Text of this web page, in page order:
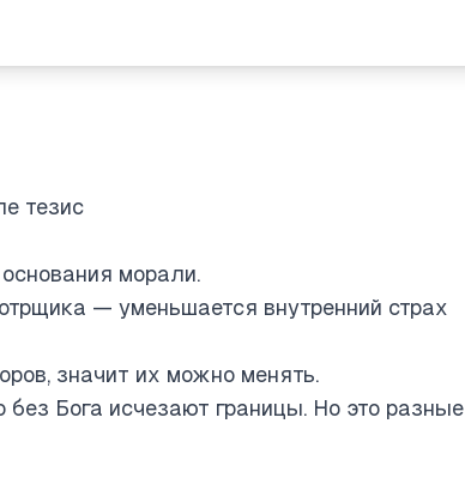
тезис
морали.
— уменьшается внутренний страх
значит их можно менять.
Бога исчезают границы. Но это разные